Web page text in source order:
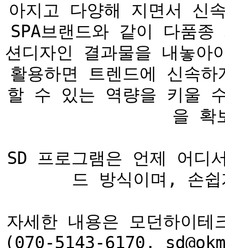
아지고 다양해 지면서 신
SPA브랜드와 같이 다품
션디자인 결과물을 내놓
활용하면 트렌드에 신속
할 수 있는 역량을 키울
을 확
SD 프로그램은 언제 어디
드 방식이며, 손
자세한 내용은 모던하이
(070-5143-6170,